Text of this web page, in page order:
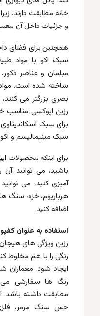
خانه مطابقت دارند،
و جزئیات داخل آن
همچنین برای فضای
سبک اکو با مواد
مبلمان و عناصر
ساخته شده است.
بصری بزرگتر می کنند،
رزین اپوکسی مناسب
برای سبک
سبک مینیمالیسم و
برای اینکه محصولات
باشید، می توانید
آمیزی کنید، می
هرباریوم، خزه، سنگ
اضافه کنید.
استفاده به عنوان
رزین ویژگی های هیجان
رنگی را با هم مخلوط
ایجاد شود. معماران
رنگ ها سفارشی می
مطابقت داشته باشد.
حس سنگ مرمر،